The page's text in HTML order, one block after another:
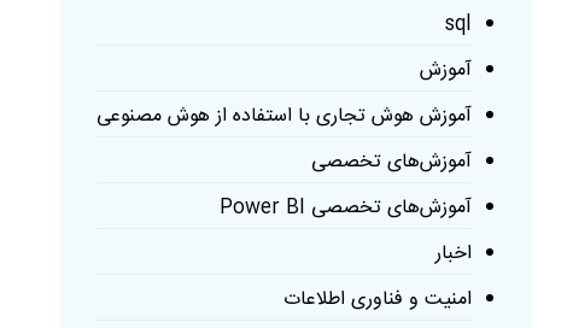
sql
آموزش
آموزش هوش تجاری با استفاده از هوش مصنوعی
آموزش‌های تخصصی
آموزش‌های تخصصی Power BI
اخبار
امنیت و فناوری اطلاعات